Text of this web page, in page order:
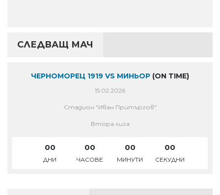
СЛЕДВАЩ МАЧ
ЧЕРНОМОРЕЦ 1919 VS МИНЬОР (ON TIME)
15.02.2026
Стадион "Иван Притъргов"
Втора лига
00
ДНИ
00
ЧАСОВЕ
00
МИНУТИ
00
СЕКУДНИ